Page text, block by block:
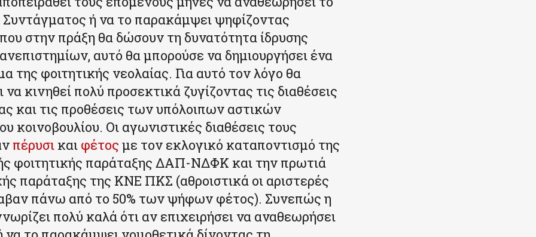
Συντάγματος ή να το παρακάμψει ψηφίζοντας
στην πράξη θα δώσουν τη δυνατότητα ίδρυσης
αυτό θα μπορούσε να δημιουργήσει ένα
της φοιτητικής νεολαίας. Για αυτό τον λόγο θα
κινηθεί πολύ προσεκτικά ζυγίζοντας τις διαθέσεις
και τις προθέσεις των υπόλοιπων αστικών
κοινοβουλίου. Οι αγωνιστικές διαθέσεις τους
πέρυσικαι φέτος με τον εκλογικό καταποντισμό της
φοιτητικής παράταξης ΔΑΠ-ΝΔΦΚ και την πρωτιά
παράταξης της ΚΝΕ ΠΚΣ (αθροιστικά οι αριστερές
πάνω από το 50% των ψήφων φέτος). Συνεπώς η
πολύ καλά ότι αν επιχειρήσει να αναθεωρήσει